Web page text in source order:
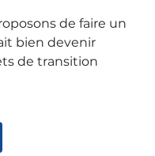
de faire un
bien devenir
de transition